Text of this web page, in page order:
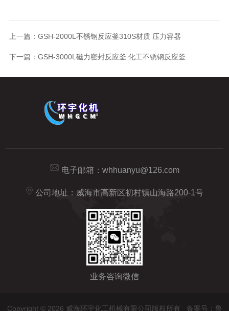
上一篇： GSH-2000L不锈钢反应釜310S材质 压力容器
下一篇： GSH-3000L磁力密封反应釜 化工不锈钢反应釜
电子邮箱： whhuanyu@126.com
公司地址：威海市高新区初村镇山海路200-1号
业务咨询微信
Copyright © 2026 威海环宇化工机械有限公司版权所有 备案号：鲁